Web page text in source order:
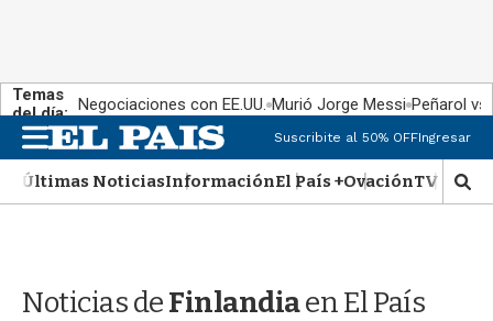
Temas
del día: Negociaciones con EE.UU. Murió Jorge Messi Peñarol
M
e
n
u
Suscribite al 50% OFFIngresar
Últimas NoticiasInformaciónEl País +OvaciónTV Show
M
o
Noticias deFinlandiaen El País